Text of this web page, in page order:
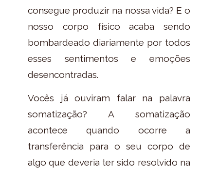
consegue produzir na nossa vida? E o
nosso corpo físico acaba sendo
bombardeado diariamente por todos
esses sentimentos e emoções
desencontradas.
Vocês já ouviram falar na palavra
somatização? A somatização
acontece quando ocorre a
transferência para o seu corpo de
algo que deveria ter sido resolvido na